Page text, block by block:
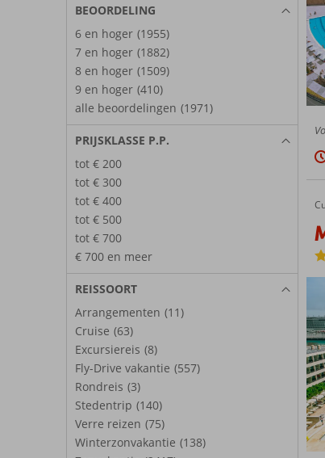
BEOORDELING
6 en hoger (1955)
7 en hoger (1882)
8 en hoger (1509)
9 en hoger (410)
alle beoordelingen (1971)
PRIJSKLASSE P.P.
tot € 200
tot € 300
tot € 400
tot € 500
tot € 700
€ 700 en meer
REISSOORT
Arrangementen (11)
Cruise (63)
Excursiereis (8)
Fly-Drive vakantie (557)
Rondreis (3)
Stedentrip (140)
Verre reizen (75)
Winterzonvakantie (138)